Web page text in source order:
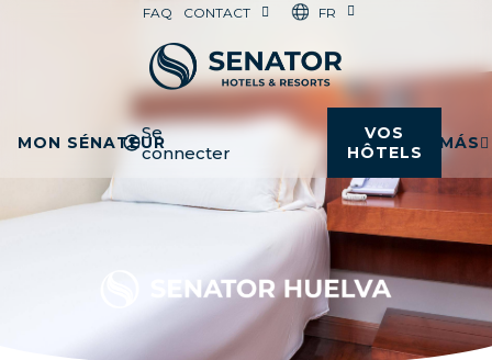
FAQ CONTACT FR
MON SÉNATEUR
Se
connecter
VOS
HÔTELS
MÁS